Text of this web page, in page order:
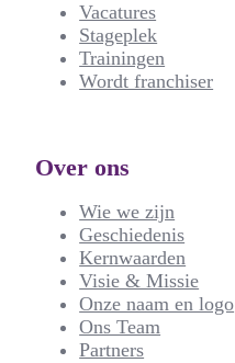
Vacatures
Stageplek
Trainingen
Wordt franchiser
Over ons
Wie we zijn
Geschiedenis
Kernwaarden
Visie & Missie
Onze naam en logo
Ons Team
Partners